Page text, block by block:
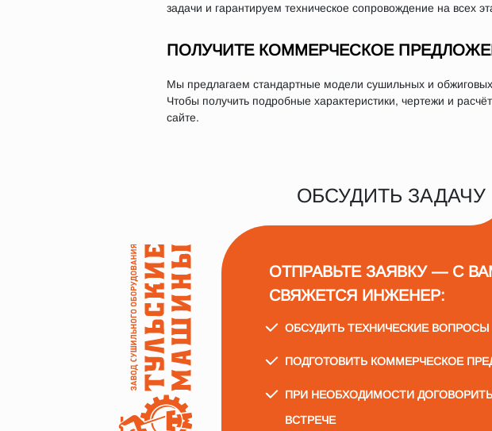
задачи и гарантируем техническое сопровождение на всех
ПОЛУЧИТЕ КОММЕРЧЕСКОЕ
Мы предлагаем стандартные модели сушильных и
Чтобы получить подробные характеристики, чертежи и
сайте.
ОБСУДИТЬ ЗАДАЧУ
ОТПРАВЬТЕ ЗАЯВКУ — С
СВЯЖЕТСЯ ИНЖЕНЕР:
ОБСУДИТЬ ТЕХНИЧЕСКИЕ ВОПРОСЫ
ПОДГОТОВИТЬ КОММЕРЧЕСКОЕ
ПРИ НЕОБХОДИМОСТИ
ВСТРЕЧЕ